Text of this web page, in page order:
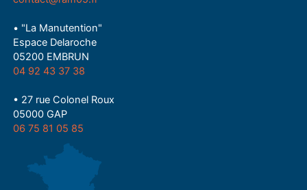
• "La Manutention"
Espace Delaroche
05200 EMBRUN
04 92 43 37 38
• 27 rue Colonel Roux
05000 GAP
06 75 81 05 85